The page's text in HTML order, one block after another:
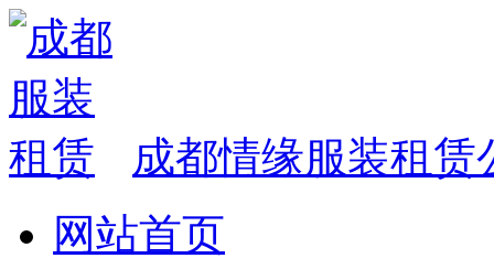
成都情缘服装租赁
网站首页